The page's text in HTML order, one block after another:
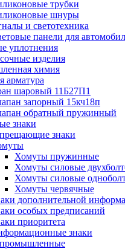
трубки
шнуры
и светотехника
панели для
уплотнения
изделия
химия
арматура
шаровый 11Б27П1
запорный 15кч18п
обратный пружинный
знаки
знаки
Хомуты пружинные
Хомуты силовые
Хомуты силовые
Хомуты червячные
дополнительной
особых предписаний
приоритета
знаки